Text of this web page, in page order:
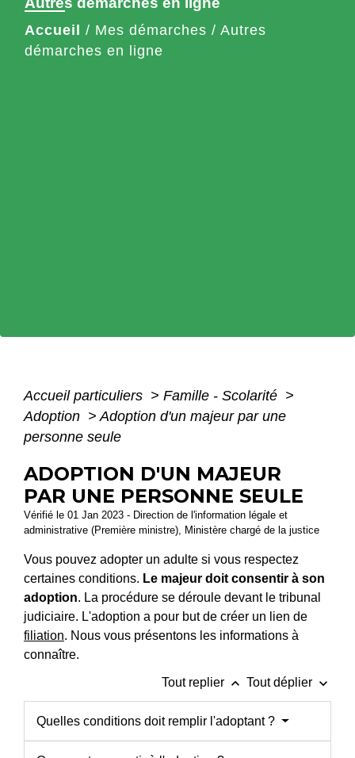
Accueil / Mes démarches / Autres
démarches en ligne
Accueil particuliers > Famille - Scolarité >
Adoption > Adoption d'un majeur par une
personne seule
ADOPTION D'UN MAJEUR
PAR UNE PERSONNE SEULE
Vérifié le 01 Jan 2023 - Direction de l'information légale et
administrative (Première ministre), Ministère chargé de la justice
Vous pouvez adopter un adulte si vous respectez
certaines conditions. Le majeur doit consentir à son
adoption. La procédure se déroule devant le tribunal
judiciaire. L'adoption a pour but de créer un lien de
filiation. Nous vous présentons les informations à
connaître.
Tout replier keyboard_arrow_up Tout déplier keyboard_arrow_down
Quelles conditions doit remplir l'adoptant ?